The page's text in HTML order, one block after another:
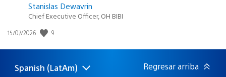
Stanislas Dewavrin
Chief Executive Officer, OH BIBI
Fecha
publicación:
15/07/2026 9
Elige
Región
Spanish (LatAm) Regresar arriba